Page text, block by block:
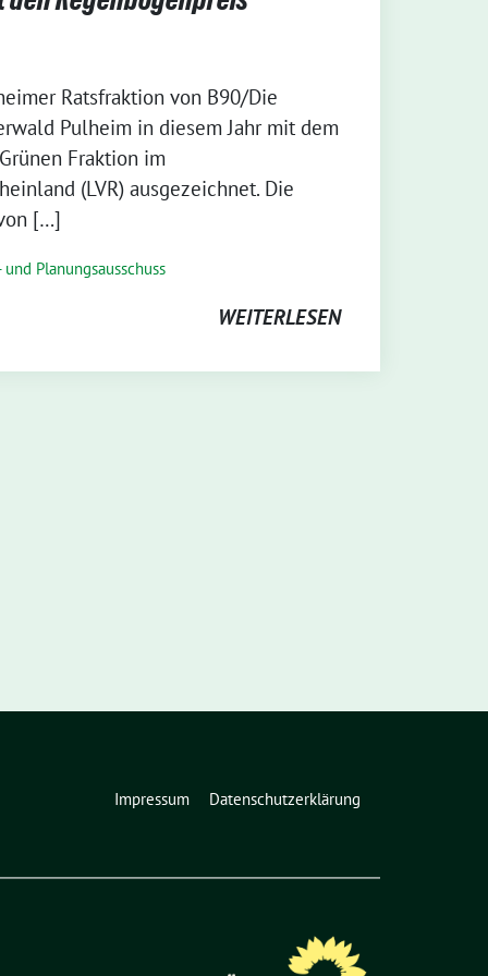
Ratsfraktion von B90/Die
Pulheim in diesem Jahr mit dem
Fraktion im
(LVR) ausgezeichnet. Die
[…]
Planungsausschuss
WEITERLESEN
Impressum Datenschutzerklärung